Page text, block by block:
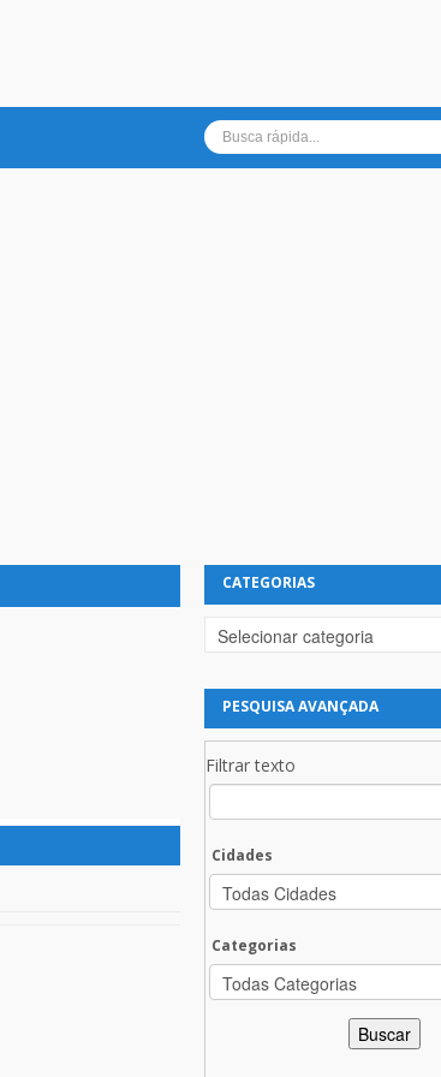
CATEGORIAS
Categorias
PESQUISA AVANÇADA
Filtrar texto
Cidades
Categorias